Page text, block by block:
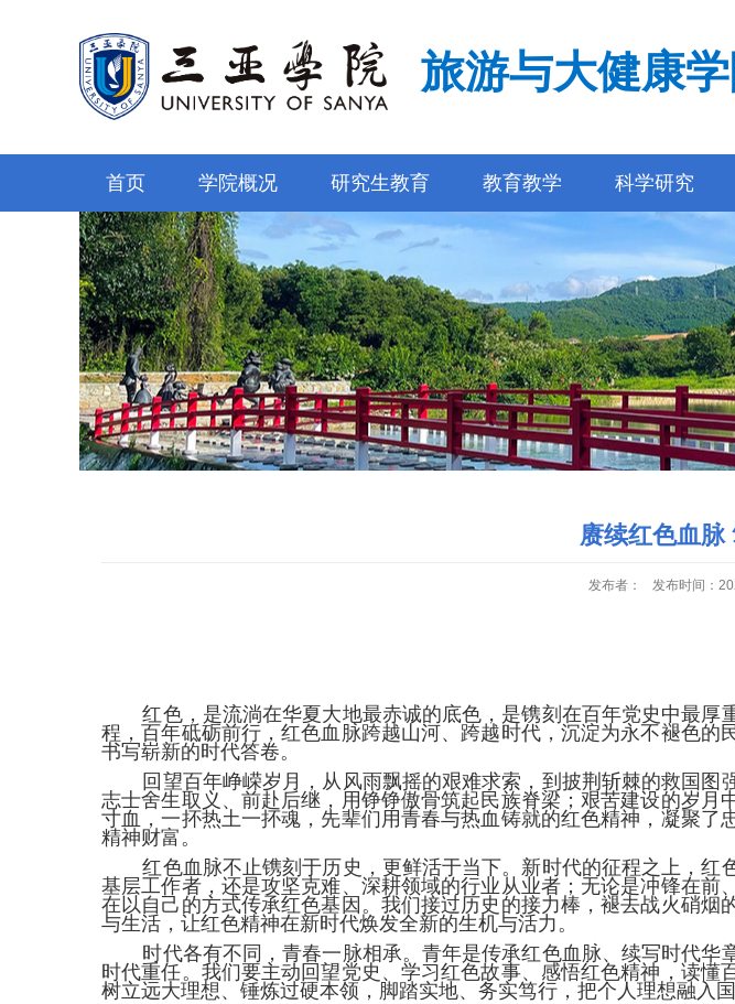
旅游与大健康
首页 学院概况 研究生教育 教育教学 科学研究
赓续红色血脉
发布者： 发布时间：
红色，是流淌在华夏大地最赤诚的底色，是镌刻在百年党史中最
程，百年砥砺前行，红色血脉跨越山河、跨越时代，沉淀为永不褪色
书写崭新的时代答卷。
回望百年峥嵘岁月，从风雨飘摇的艰难求索，到披荆斩棘的救国
志士舍生取义、前赴后继，用铮铮傲骨筑起民族脊梁；艰苦建设的岁
寸血，一抔热土一抔魂，先辈们用青春与热血铸就的红色精神，凝聚
精神财富。
红色血脉不止镌刻于历史，更鲜活于当下。新时代的征程之上，
基层工作者，还是攻坚克难、深耕领域的行业从业者；无论是冲锋在
在以自己的方式传承红色基因。我们接过历史的接力棒，褪去战火硝
与生活，让红色精神在新时代焕发全新的生机与活力。
时代各有不同，青春一脉相承。青年是传承红色血脉、续写时代
时代重任。我们要主动回望党史、学习红色故事、感悟红色精神，读
树立远大理想、锤炼过硬本领，脚踏实地、务实笃行，把个人理想融入